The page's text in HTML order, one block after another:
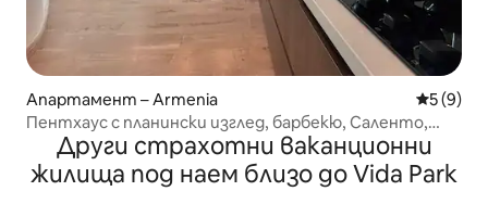
Апартамент – Armenia Средна
5 (9)
Пентхаус с планински изглед, барбекю, Саленто,
парк и кафене
Други страхотни ваканционни
жилища под наем близо до Vida Park